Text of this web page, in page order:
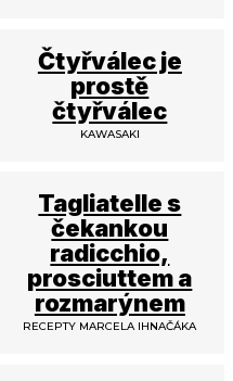
Čtyřválec je
prostě
čtyřválec
KAWASAKI
Tagliatelle s
čekankou
radicchio,
prosciuttem a
rozmarýnem
RECEPTY MARCELA IHNAČÁKA